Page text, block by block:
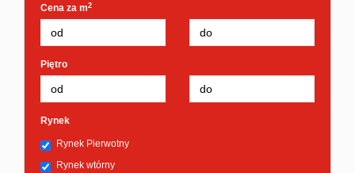
Cena za m2
Piętro
Rynek
Rynek Pierwotny
Rynek wtórny